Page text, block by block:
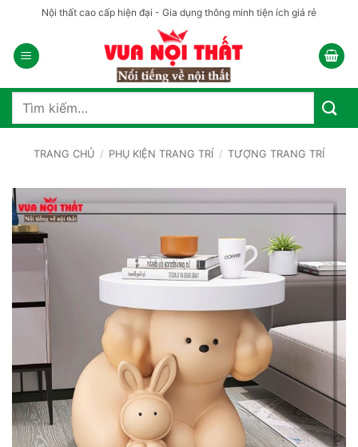
nội
dung
Nội thất cao cấp hiện đại - Gia dụng thông minh tiện ích giá rẻ
Tìm
TRANG CHỦ / PHỤ KIỆN TRANG TRÍ / TƯỢNG TRANG TRÍ